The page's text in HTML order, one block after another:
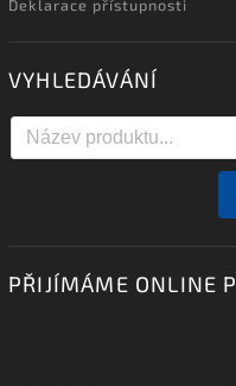
Deklarace přístupnosti
VYHLEDÁVÁNÍ
PŘIJÍMÁME ONLINE